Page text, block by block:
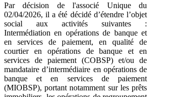
Par décision de l'associé Unique du
02/04/2026, il a été décidé d’étendre l’objet
social aux activités suivantes :
Intermédiation en opérations de banque et
en services de paiement, en qualité de
courtier en opérations de banque et en
services de paiement (COBSP) et/ou de
mandataire d’intermédiaire en opérations de
banque et en services de paiement
(MIOBSP), portant notamment sur les prêts